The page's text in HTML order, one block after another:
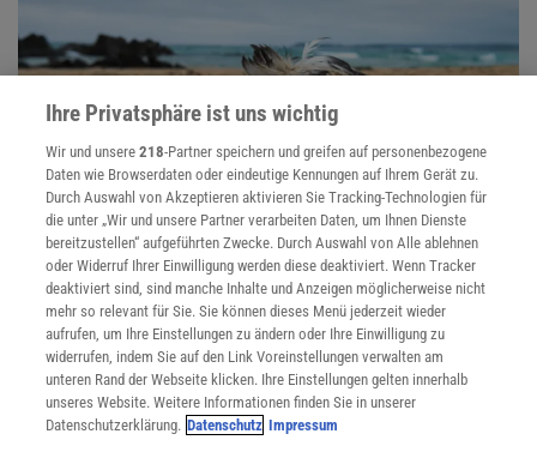
ARTENSTERBEN
Als der Ozean zum Massengrab wurde
Eine marine Hitzewelle suchte 2023/24 die australische
Ostküste heim. Tausende angeschwemmte tote Seevögel
waren aber nur ein Teil der wahren Tragödie.
Ihre Privatsphäre ist uns wichtig
Wir und unsere218-Partner speichern und greifen auf personenbezogene
Daten wie Browserdaten oder eindeutige Kennungen auf Ihrem Gerät zu.
Durch Auswahl von Akzeptieren aktivieren Sie Tracking-Technologien für
die unter „Wir und unsere Partner verarbeiten Daten, um Ihnen Dienste
bereitzustellen“ aufgeführten Zwecke. Durch Auswahl von Alle ablehnen
oder Widerruf Ihrer Einwilligung werden diese deaktiviert. Wenn Tracker
deaktiviert sind, sind manche Inhalte und Anzeigen möglicherweise nicht
mehr so relevant für Sie. Sie können dieses Menü jederzeit wieder
aufrufen, um Ihre Einstellungen zu ändern oder Ihre Einwilligung zu
widerrufen, indem Sie auf den Link Voreinstellungen verwalten am
unteren Rand der Webseite klicken. Ihre Einstellungen gelten innerhalb
unseres Website. Weitere Informationen finden Sie in unserer
Datenschutzerklärung. Datenschutz Impressum